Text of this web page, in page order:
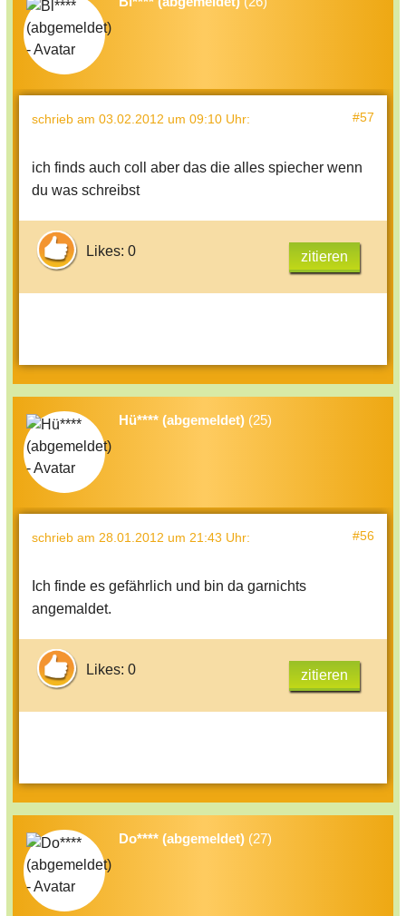
schrieb am 03.02.2012 um 09:10 Uhr: #57
ich finds auch coll aber das die alles spiecher wenn
du was schreibst
Likes: 0 zitieren
Hü**** (abgemeldet) (25)
schrieb am 28.01.2012 um 21:43 Uhr: #56
Ich finde es gefährlich und bin da garnichts
angemaldet.
Likes: 0 zitieren
Do**** (abgemeldet) (27)